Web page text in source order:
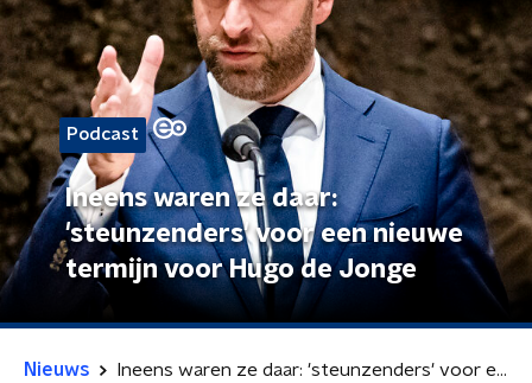
Podcast
Ineens waren ze daar:
'steunzenders' voor een nieuwe
termijn voor Hugo de Jonge
Nieuws Ineens waren ze daar: 'steunzenders' voor een nieuwe termijn voor Hugo de Jonge